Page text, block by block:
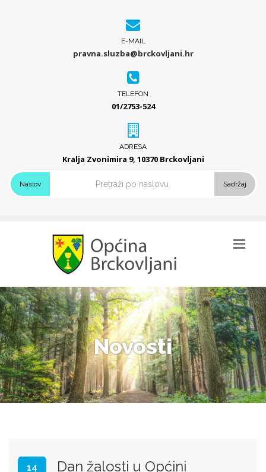
E-MAIL
pravna.sluzba@brckovljani.hr
TELEFON
01/2753-524
ADRESA
Kralja Zvonimira 9, 10370 Brckovljani
Naslov Sadržaj
Novosti
14
Dan žalosti u Općini